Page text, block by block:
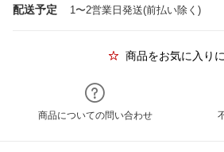
配送予定 1〜2営業日発送(前払い除く)
商品をお気に入り
商品についての問い合わせ